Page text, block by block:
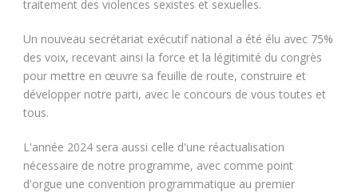
traitement des violences sexistes et sexuelles.
Un nouveau secrétariat exécutif national a été élu avec 75%
des voix, recevant ainsi la force et la légitimité du congrès
pour mettre en œuvre sa feuille de route, construire et
développer notre parti, avec le concours de vous toutes et
tous.
L'année 2024 sera aussi celle d'une réactualisation
nécessaire de notre programme, avec comme point
d'orgue une convention programmatique au premier